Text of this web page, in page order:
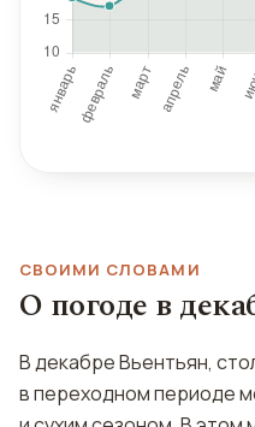
СВОИМИ СЛОВАМИ
О погоде в
В декабре Вьентьян,
в переходном периоде